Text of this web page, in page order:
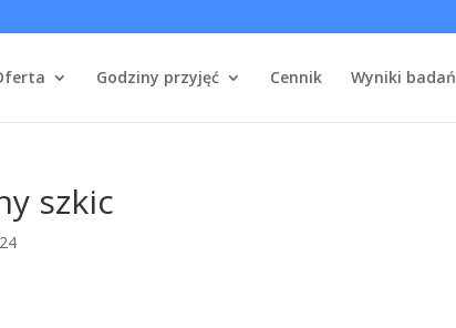
Godziny przyjęć Cennik Wyniki badań
szkic